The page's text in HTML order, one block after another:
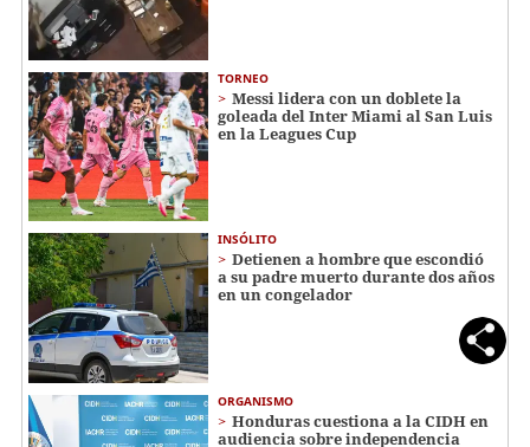
TORNEO
Messi lidera con un doblete la
goleada del Inter Miami al San Luis
en la Leagues Cup
INSÓLITO
Detienen a hombre que escondió
a su padre muerto durante dos años
en un congelador
ORGANISMO
Honduras cuestiona a la CIDH en
audiencia sobre independencia